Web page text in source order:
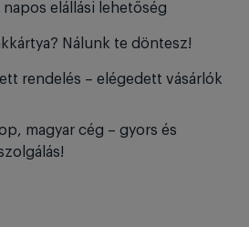
elállási lehetőség
Nálunk te döntesz!
rendelés – elégedett vásárlók
magyar cég – gyors és